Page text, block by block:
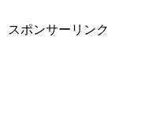
スポンサーリンク